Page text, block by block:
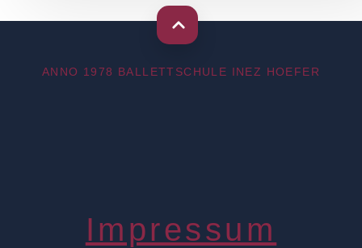
ANNO 1978 BALLETTSCHULE INEZ HOEFER
Impressum